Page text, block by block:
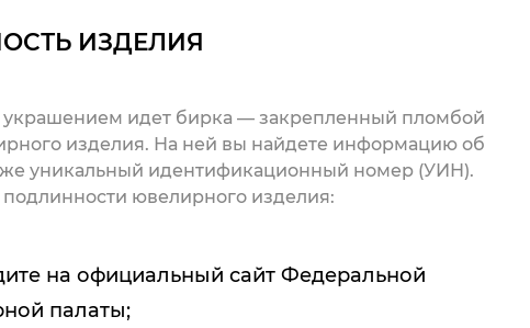
ИЗДЕЛИЯ
украшением идет бирка — закрепленный пломбой
изделия. На ней вы найдете информацию об
уникальный идентификационный номер (УИН).
ювелирного изделия:
на официальный сайт Федеральной
палаты;